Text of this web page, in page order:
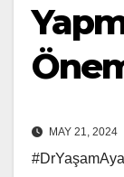
MAY 21, 2024